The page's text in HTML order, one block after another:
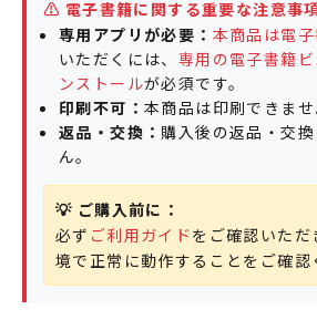
⚠️ 電子書籍に関する重要な注意事
専用アプリが必要： 本商品は電
いただくには、 専用の電子書籍
ンストールが必須です。
印刷不可： 本商品は印刷できませ
返品・交換： 購入後の返品・交
ん。
💡 ご購入前に：
必ず ご利用ガイド をご確認いただ
境で正常に動作することをご確認